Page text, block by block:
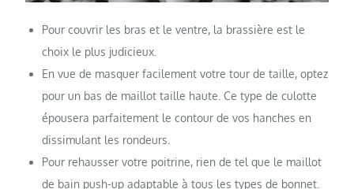
Pour couvrir les bras et le ventre, la brassière est le
choix le plus judicieux.
En vue de masquer facilement votre tour de taille, optez
pour un bas de maillot taille haute. Ce type de culotte
épousera parfaitement le contour de vos hanches en
dissimulant les rondeurs.
Pour rehausser votre poitrine, rien de tel que le maillot
de bain push-up adaptable à tous les types de bonnet.